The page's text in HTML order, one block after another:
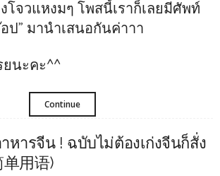
โจวแหงมๆ โพสนี้เราก็เลยมีศัพท์
ป” มานำเสนอกันค่าาา
ยนะคะ^^
Continue
หารจีน ! ฉบับไม่ต้องเก่งจีนก็สั่ง
用语)